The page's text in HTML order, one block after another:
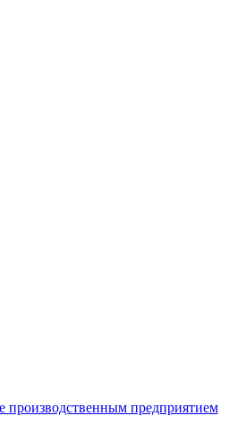
производственным предприятием